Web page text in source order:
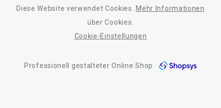
Outdoor-Aktivitäten
Barrierefreiheit
Diese Website verwendet Cookies.
Mehr Informationen
über Cookies.
Cookie-Einstellungen
Professionell gestalteter Online Shop